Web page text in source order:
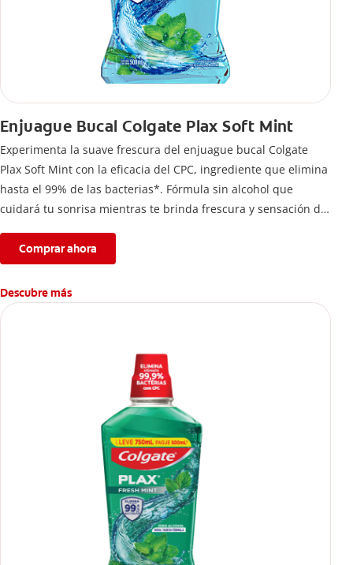
Enjuague Bucal Colgate Plax Soft Mint
Experimenta la suave frescura del enjuague bucal Colgate
Plax Soft Mint con la eficacia del CPC, ingrediente que elimina
hasta el 99% de las bacterias*. Fórmula sin alcohol que
cuidará tu sonrisa mientras te brinda frescura y sensación de
Comprar ahora
Descubre más